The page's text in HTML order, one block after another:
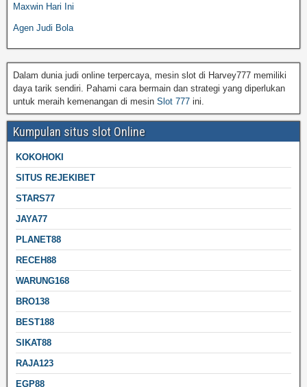
Maxwin Hari Ini
Agen Judi Bola
Dalam dunia judi online terpercaya, mesin slot di Harvey777 memiliki
daya tarik sendiri. Pahami cara bermain dan strategi yang diperlukan
untuk meraih kemenangan di mesin Slot 777 ini.
Kumpulan situs slot Online
KOKOHOKI
SITUS REJEKIBET
STARS77
JAYA77
PLANET88
RECEH88
WARUNG168
BRO138
BEST188
SIKAT88
RAJA123
EGP88